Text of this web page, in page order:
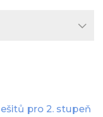
pro 2. stupeň